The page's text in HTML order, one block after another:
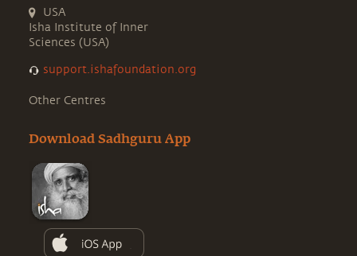
USA
Isha Institute of Inner
Sciences (USA)
support.ishafoundation.org
Other Centres
Download Sadhguru App